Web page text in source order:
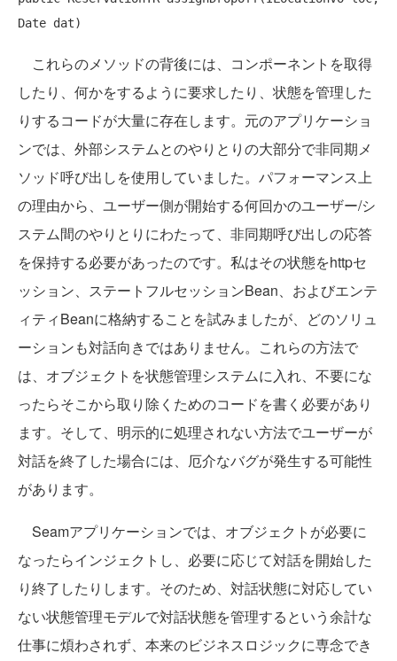
これらのメソッドの背後には、コンポーネントを取得
したり、何かをするように要求したり、状態を管理した
りするコードが大量に存在します。元のアプリケーショ
ンでは、外部システムとのやりとりの大部分で非同期メ
ソッド呼び出しを使用していました。パフォーマンス上
の理由から、ユーザー側が開始する何回かのユーザー/シ
ステム間のやりとりにわたって、非同期呼び出しの応答
を保持する必要があったのです。私はその状態をhttpセ
ッション、ステートフルセッションBean、およびエンテ
ィティBeanに格納することを試みましたが、どのソリュ
ーションも対話向きではありません。これらの方法で
は、オブジェクトを状態管理システムに入れ、不要にな
ったらそこから取り除くためのコードを書く必要があり
ます。そして、明示的に処理されない方法でユーザーが
対話を終了した場合には、厄介なバグが発生する可能性
があります。
Seamアプリケーションでは、オブジェクトが必要に
なったらインジェクトし、必要に応じて対話を開始した
り終了したりします。そのため、対話状態に対応してい
ない状態管理モデルで対話状態を管理するという余計な
仕事に煩わされず、本来のビジネスロジックに専念でき